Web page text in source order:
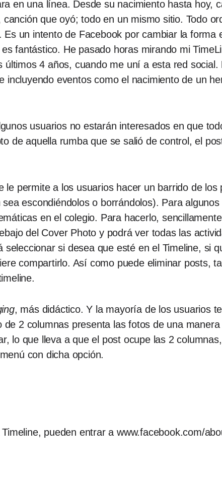
en una línea. Desde su nacimiento hasta hoy,
que oyó; todo en un mismo sitio. Todo
un intento de Facebook por cambiar la forma
fantástico. He pasado horas mirando mi
4 años, cuando me uní a esta red social.
incluyendo eventos como el nacimiento de un
usuarios no estarán interesados en que
de aquella rumba que se salió de control, el
le permite a los usuarios hacer un barrido de los
escondiéndolos o borrándolos). Para
en el colegio. Para hacerlo,
del Cover Photo y podrá ver todas las
si desea que esté en el Timeline, si
compartirlo. Así como puede eliminar posts,
, más didáctico. Y la mayoría de los usuarios
2 columnas presenta las fotos de una
lo que lleva a que el post ocupe las 2
con dicha opción.
pueden entrar a www.facebook.com/